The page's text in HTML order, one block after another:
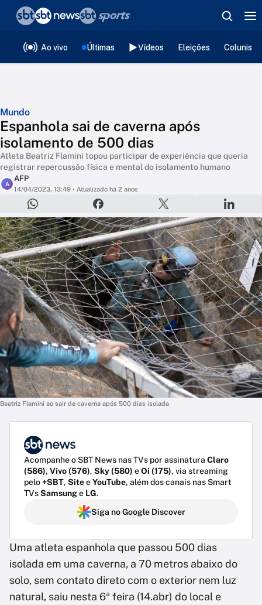
Ao vivo Últimas Vídeos Eleições
Mundo
Espanhola sai de caverna após
isolamento de 500 dias
Atleta Beatriz Flamini topou participar de experiência que queria
registrar repercussão física e mental do isolamento humano
A
AFP
14/04/2023, 13:49 • Atualizado há 2 anos
Beatriz Flamini ao sair de caverna após 500 dias isolada
Acompanhe o SBT News nas TVs por assinatura Claro
(586), Vivo (576), Sky (580) eOi (175), via streaming
pelo+SBT, SiteeYouTube, além dos canais nas Smart
TVsSamsunge LG.
Siga no Google Discover
Uma atleta espanhola que passou 500 dias
isolada em uma caverna, a 70 metros abaixo do
solo, sem contato direto com o exterior nem luz
natural, saiu nesta 6ª feira (14.abr) do local e
❮voltar
Editorias